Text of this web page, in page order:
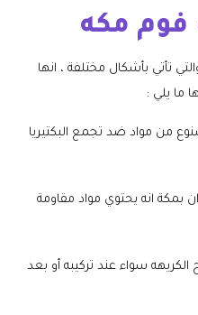
فوم مكه
تأتي بأشكال مختلفة ، انها
ما يلي :
من مواد ضد تجمع البكتيريا
بمكة انه يحتوي مواد مقاومة
الكريهه سواء عند تركيبه أو بعد